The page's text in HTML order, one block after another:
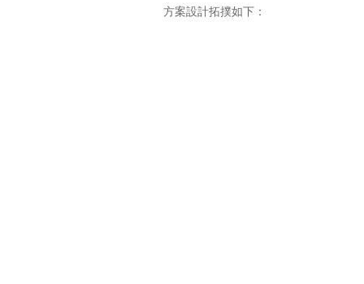
方案設計拓撲如下：